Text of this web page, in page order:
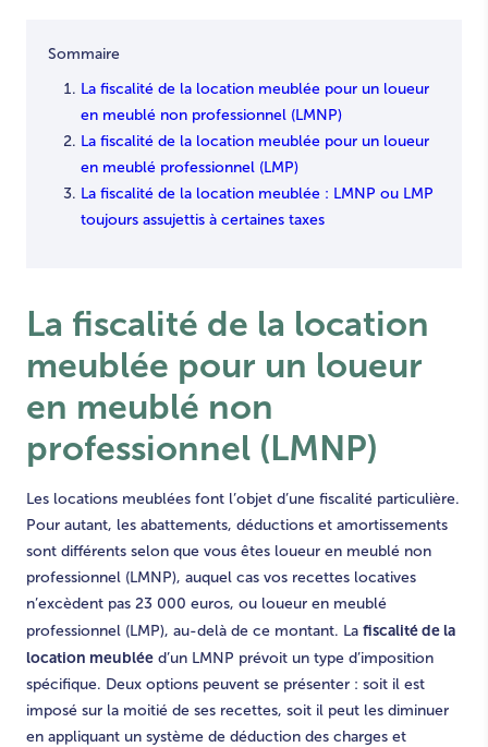
Sommaire
La fiscalité de la location meublée pour un loueur
en meublé non professionnel (LMNP)
La fiscalité de la location meublée pour un loueur
en meublé professionnel (LMP)
La fiscalité de la location meublée : LMNP ou LMP
toujours assujettis à certaines taxes
La fiscalité de la location
meublée pour un loueur
en meublé non
professionnel (LMNP)
Les locations meublées font l’objet d’une fiscalité particulière.
Pour autant, les abattements, déductions et amortissements
sont différents selon que vous êtes loueur en meublé non
professionnel (LMNP), auquel cas vos recettes locatives
n’excèdent pas 23 000 euros, ou loueur en meublé
professionnel (LMP), au-delà de ce montant. La fiscalité de la
location meublée d’un LMNP prévoit un type d’imposition
spécifique. Deux options peuvent se présenter : soit il est
imposé sur la moitié de ses recettes, soit il peut les diminuer
en appliquant un système de déduction des charges et